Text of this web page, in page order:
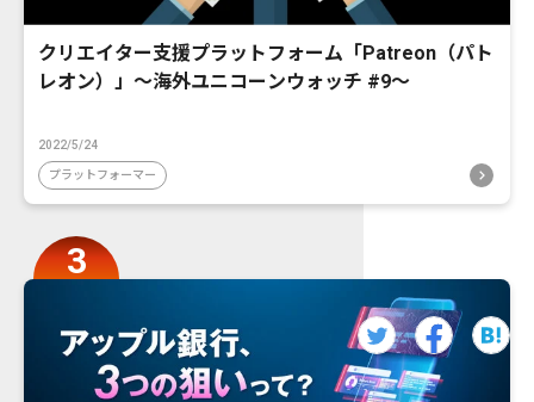
クリエイター支援プラットフォーム「Patreon（パト
レオン）」〜海外ユニコーンウォッチ #9〜
2022/5/24
プラットフォーマー